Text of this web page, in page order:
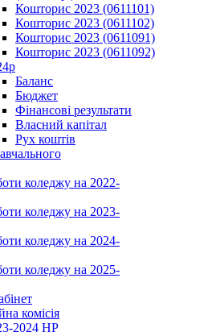
Кошторис 2023 (0611101)
Кошторис 2023 (0611102)
Кошторис 2023 (0611091)
Кошторис 2023 (0611092)
Баланс
Бюджет
Фінансові результати
Власний капітал
Рух коштів
коледжу на 2022-
коледжу на 2023-
коледжу на 2024-
коледжу на 2025-
комісія
2024 НР